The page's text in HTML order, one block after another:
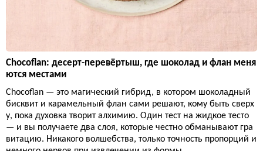
Chocoflan: десерт-перевёртыш, где шоколад и флан меня
ются местами
Chocoflan — это магический гибрид, в котором шоколадный
бисквит и карамельный флан сами решают, кому быть сверх
у, пока духовка творит алхимию. Один тест на жидкое тесто
— и вы получаете два слоя, которые честно обманывают гра
витацию. Никакого волшебства, только точность пропорций и